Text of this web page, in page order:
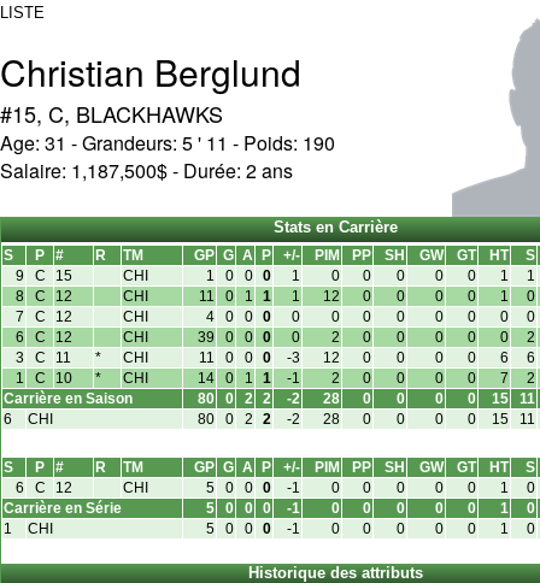
LISTE
Christian Berglund
#15, C, BLACKHAWKS
Age: 31 - Grandeurs: 5 ' 11 - Poids: 190
Salaire: 1,187,500$ - Durée: 2 ans
Stats en Carrière
S P # R TM GP G A P +/- PIM PP SH GW GT HT
S
9
C 15 CHI 1 0 0 0 1 0 0 0 0 0 1
1
8
C 12 CHI 11 0 1 1 1 12 0 0 0 0 1
0
7
C 12 CHI 4 0 0 0 0 0 0 0 0 0 0
0
6
C 12 CHI 39 0 0 0 0 2 0 0 0 0 0
2
3
C 11 * CHI 11 0 0 0 -3 12 0 0 0 0 6
6
1
C 10 * CHI 14 0 1 1 -1 2 0 0 0 0 7
2
Carrière en Saison
80 0 2 2 -2 28 0 0 0 0 15
11
6
CHI 80 0 2 2 -2 28 0 0 0 0 15 11
S P # R TM GP G A P +/- PIM PP SH GW GT HT
S
6
C 12 CHI 5 0 0 0 -1 0 0 0 0 0 1
0
Carrière en Série
5 0 0 0 -1 0 0 0 0 0 1
0
1
CHI 5 0 0 0 -1 0 0 0 0 0 1 0
Historique des attributs